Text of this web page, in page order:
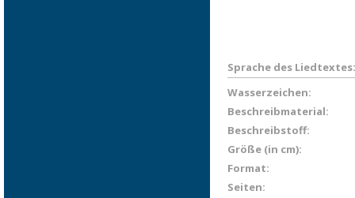
Sprache des Liedtextes:
Wasserzeichen:
Beschreibmaterial:
Beschreibstoff:
Größe (in cm):
Format:
Seiten: